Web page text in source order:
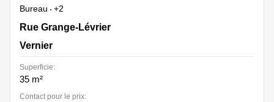
Bureau
+2
Rue Grange-Lévrier 5, Vernier
Rue Grange-Lévrier
Vernier
Superficie:
35 m²
Contact pour le prix: